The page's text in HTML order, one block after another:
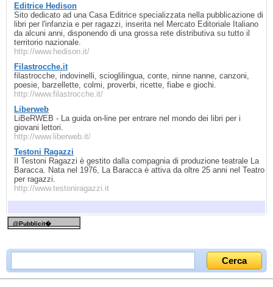
Editrice Hedison
Sito dedicato ad una Casa Editrice specializzata nella pubblicazione di
libri per l'infanzia e per ragazzi, inserita nel Mercato Editoriale Italiano
da alcuni anni, disponendo di una grossa rete distributiva su tutto il
territorio nazionale.
http://www.hedison.it/
Filastrocche.it
filastrocche, indovinelli, scioglilingua, conte, ninne nanne, canzoni,
poesie, barzellette, colmi, proverbi, ricette, fiabe e giochi.
http://www.filastrocche.it/
Liberweb
LiBeRWEB - La guida on-line per entrare nel mondo dei libri per i
giovani lettori.
http://www.liberweb.it/
Testoni Ragazzi
Il Testoni Ragazzi è gestito dalla compagnia di produzione teatrale La
Baracca. Nata nel 1976, La Baracca è attiva da oltre 25 anni nel Teatro
per ragazzi.
http://www.testoniragazzi.it
@Pubblicit�